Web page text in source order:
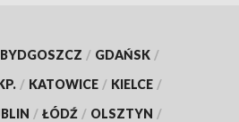
BYDGOSZCZ / GDAŃSK /
/ KATOWICE / KIELCE /
/ ŁÓDŹ / OLSZTYN /